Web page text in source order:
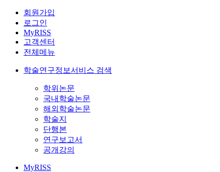
회원가입
로그인
MyRISS
고객센터
전체메뉴
학술연구정보서비스 검색
학위논문
국내학술논문
해외학술논문
학술지
단행본
연구보고서
공개강의
MyRISS